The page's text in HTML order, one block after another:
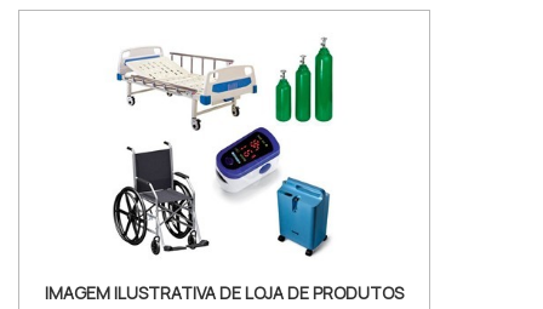
ENDOSCÓPIOSQuem quer achar lavadora de
endoscópios em uma empresa inovadora,
depara com a Sanders do Brasil. A empresa
atua com lavadoras ultrassônicas e
circuladores de saneantes, garantindo a
satisfação da venda à entrega fin...
IMAGEM ILUSTRATIVA DE LOJA DE PRODUTOS